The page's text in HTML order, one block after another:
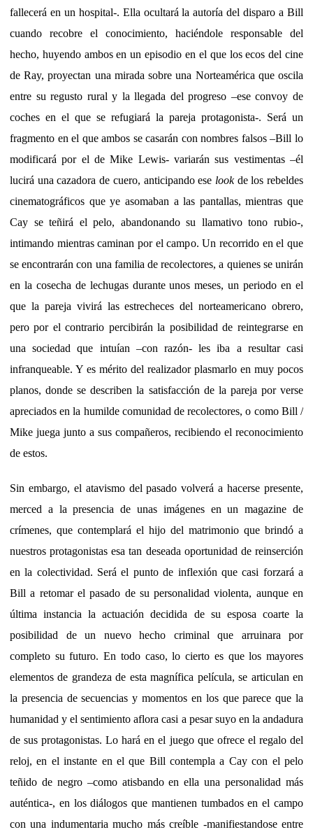
fallecerá en un hospital-. Ella ocultará la autoría del disparo a Bill
cuando recobre el conocimiento, haciéndole responsable del
hecho, huyendo ambos en un episodio en el que los ecos del cine
de Ray, proyectan una mirada sobre una Norteamérica que oscila
entre su regusto rural y la llegada del progreso –ese convoy de
coches en el que se refugiará la pareja protagonista-. Será un
fragmento en el que ambos se casarán con nombres falsos –Bill lo
modificará por el de Mike Lewis- variarán sus vestimentas –él
lucirá una cazadora de cuero, anticipando ese lookde los rebeldes
cinematográficos que ye asomaban a las pantallas, mientras que
Cay se teñirá el pelo, abandonando su llamativo tono rubio-,
intimando mientras caminan por el campo. Un recorrido en el que
se encontrarán con una familia de recolectores, a quienes se unirán
en la cosecha de lechugas durante unos meses, un periodo en el
que la pareja vivirá las estrecheces del norteamericano obrero,
pero por el contrario percibirán la posibilidad de reintegrarse en
una sociedad que intuían –con razón- les iba a resultar casi
infranqueable. Y es mérito del realizador plasmarlo en muy pocos
planos, donde se describen la satisfacción de la pareja por verse
apreciados en la humilde comunidad de recolectores, o como Bill /
Mike juega junto a sus compañeros, recibiendo el reconocimiento
de estos.
Sin embargo, el atavismo del pasado volverá a hacerse presente,
merced a la presencia de unas imágenes en un magazine de
crímenes, que contemplará el hijo del matrimonio que brindó a
nuestros protagonistas esa tan deseada oportunidad de reinserción
en la colectividad. Será el punto de inflexión que casi forzará a
Bill a retomar el pasado de su personalidad violenta, aunque en
última instancia la actuación decidida de su esposa coarte la
posibilidad de un nuevo hecho criminal que arruinara por
completo su futuro. En todo caso, lo cierto es que los mayores
elementos de grandeza de esta magnífica película, se articulan en
la presencia de secuencias y momentos en los que parece que la
humanidad y el sentimiento aflora casi a pesar suyo en la andadura
de sus protagonistas. Lo hará en el juego que ofrece el regalo del
reloj, en el instante en el que Bill contempla a Cay con el pelo
teñido de negro –como atisbando en ella una personalidad más
auténtica-, en los diálogos que mantienen tumbados en el campo
con una indumentaria mucho más creíble -manifiestandose entre